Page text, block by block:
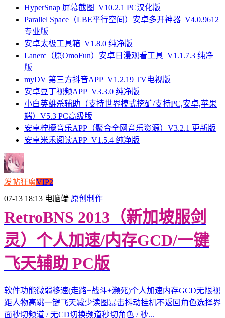
HyperSnap 屏幕截图_V10.2.1 PC汉化版
Parallel Space（LBE平行空间）安卓多开神器_V4.0.9612
专业版
安卓太极工具箱_V1.8.0 纯净版
Lanerc（原OmoFun）安卓日漫观看工具_V1.1.7.3 纯净
版
myDV 第三方抖音APP_V1.2.19 TV电视版
安卓豆丁视频APP_V3.3.0 纯净版
小白英雄杀辅助（支持世界模式挖矿/支持PC,安卓,苹果
端）V5.3 PC高级版
安卓柠檬音乐APP（聚合全网音乐资源）V3.2.1 更新版
安卓米禾阅读APP_V1.5.4 纯净版
发帖狂魔VIP2
07-13 18:13 电脑端 原创制作
RetroBNS 2013（新加坡服剑
灵）个人加速/内存GCD/一键
飞天辅助 PC版
软件功能微弱移速(走路+战斗+濒死)个人加速内存GCD无限视
距人物高跳一键飞天减少读图暴击抖动挂机不返回角色选择界
面秒切频道 / 无CD切换频道秒切角色 / 秒...